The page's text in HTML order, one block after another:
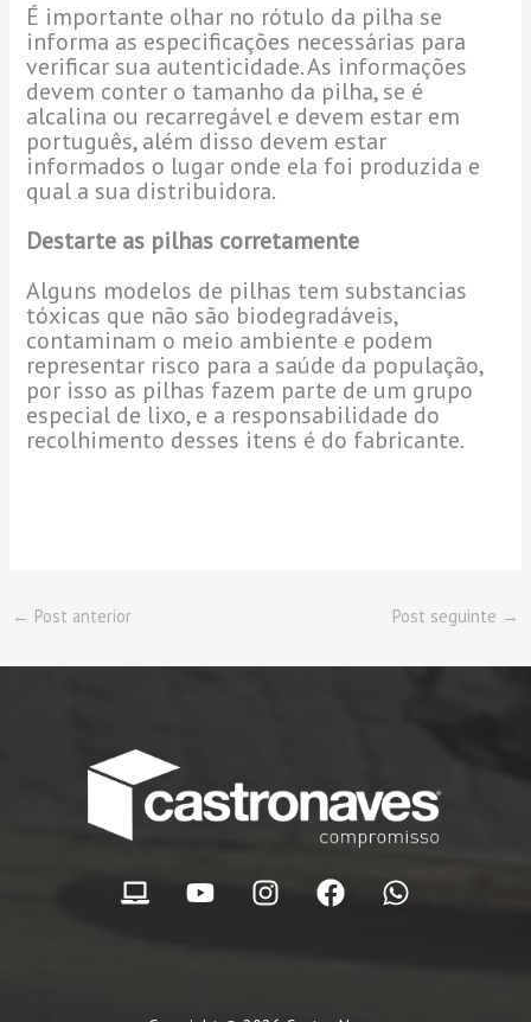
É importante olhar no rótulo da pilha se
informa as especificações necessárias para
verificar sua autenticidade. As informações
devem conter o tamanho da pilha, se é
alcalina ou recarregável e devem estar em
português, além disso devem estar
informados o lugar onde ela foi produzida e
qual a sua distribuidora.
Destarte as pilhas corretamente
Alguns modelos de pilhas tem substancias
tóxicas que não são biodegradáveis,
contaminam o meio ambiente e podem
representar risco para a saúde da população,
por isso as pilhas fazem parte de um grupo
especial de lixo, e a responsabilidade do
recolhimento desses itens é do fabricante.
← Post anterior Post seguinte →